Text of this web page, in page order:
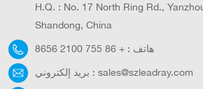
H.Q. : No. 17 North Ring Rd.,
Shandong, China
هاتف : + 86 755 2100 8656
بريد إلكتروني : sales@szleadray.com